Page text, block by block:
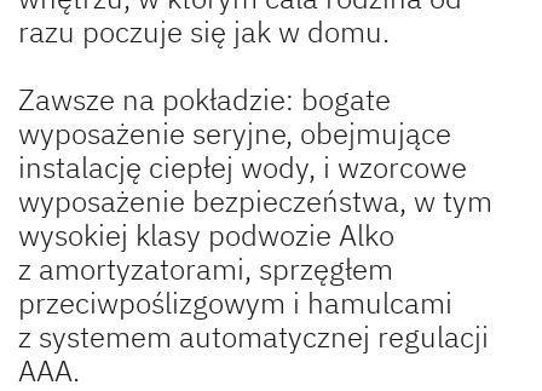
razu poczuje się jak w domu.
Zawsze na pokładzie: bogate
wyposażenie seryjne, obejmujące
instalację ciepłej wody, i wzorcowe
wyposażenie bezpieczeństwa, w tym
wysokiej klasy podwozie Alko
z amortyzatorami, sprzęgłem
przeciwpoślizgowym i hamulcami
z systemem automatycznej regulacji
AAA.